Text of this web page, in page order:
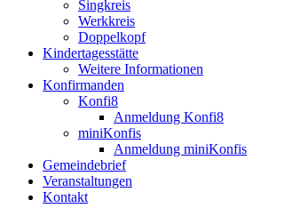
Singkreis
Werkkreis
Doppelkopf
Kindertagesstätte
Weitere Informationen
Konfirmanden
Konfi8
Anmeldung Konfi8
miniKonfis
Anmeldung miniKonfis
Gemeindebrief
Veranstaltungen
Kontakt